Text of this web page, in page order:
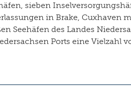
sieben
in Brake, Cuxhaven
Seehäfen des Landes
Ports eine Vielzahl